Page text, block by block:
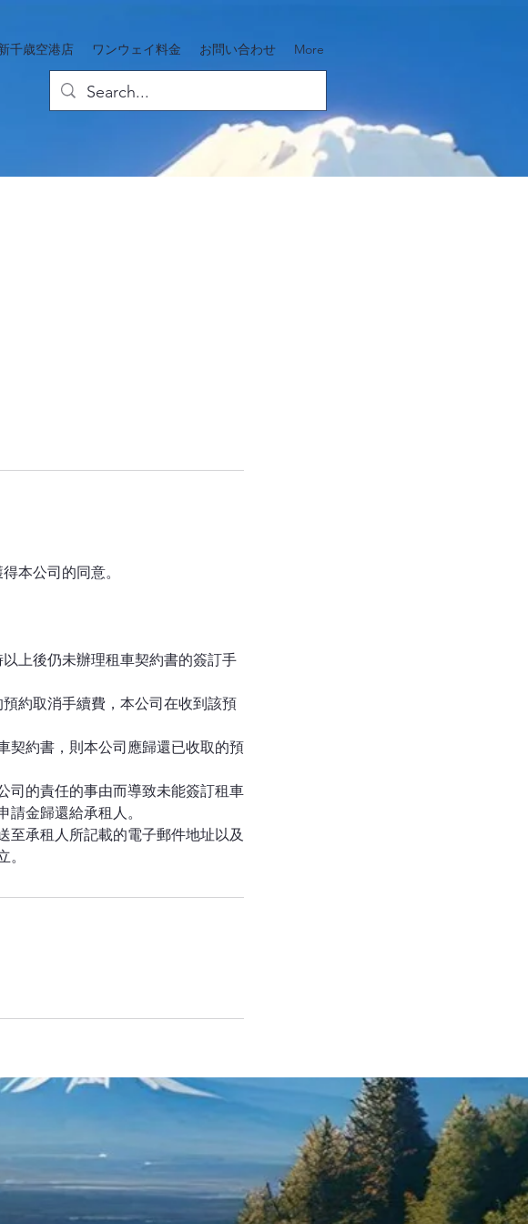
千歳空港店 ワンウェイ料金 お問い合わせ More
本公司的同意。
上後仍未辦理租車契約書的簽訂手
約取消手續費，本公司在收到該預
契約書，則本公司應歸還已收取的預
司的責任的事由而導致未能簽訂租車
金歸還給承租人。
至承租人所記載的電子郵件地址以及